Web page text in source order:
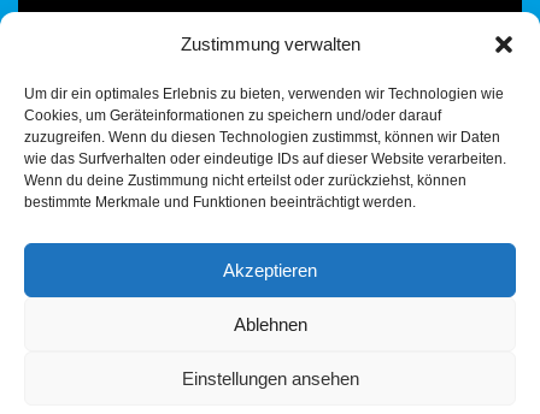
Zustimmung verwalten
Um dir ein optimales Erlebnis zu bieten, verwenden wir Technologien wie
Cookies, um Geräteinformationen zu speichern und/oder darauf
zuzugreifen. Wenn du diesen Technologien zustimmst, können wir Daten
wie das Surfverhalten oder eindeutige IDs auf dieser Website verarbeiten.
Wenn du deine Zustimmung nicht erteilst oder zurückziehst, können
bestimmte Merkmale und Funktionen beeinträchtigt werden.
Akzeptieren
Ablehnen
Einstellungen ansehen
hat keine Probleme mehr. Anders lässt sich nicht erklären,
warum die Verwaltung mit Hochdruck an…Weiterlesen »